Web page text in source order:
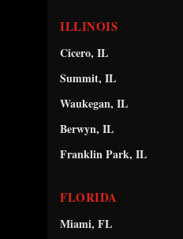
ILLINOIS
Cicero, IL
Summit, IL
Waukegan, IL
Berwyn, IL
Franklin Park, IL
FLORIDA
Miami, FL